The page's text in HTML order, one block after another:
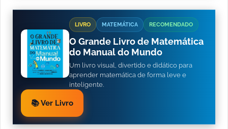
LIVRO MATEMÁTICA RECOMENDADO
O Grande Livro de Matemática
do Manual do Mundo
Um livro visual, divertido e didático para
aprender matemática de forma leve e
inteligente.
📚 Ver Livro